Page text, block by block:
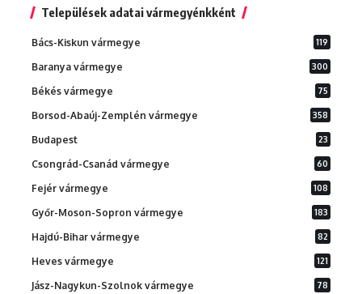
Települések adatai vármegyénkként
Bács-Kiskun vármegye 119
Baranya vármegye 300
Békés vármegye 75
Borsod-Abaúj-Zemplén vármegye 358
Budapest 23
Csongrád-Csanád vármegye 60
Fejér vármegye 108
Győr-Moson-Sopron vármegye 183
Hajdú-Bihar vármegye 82
Heves vármegye 121
Jász-Nagykun-Szolnok vármegye 78